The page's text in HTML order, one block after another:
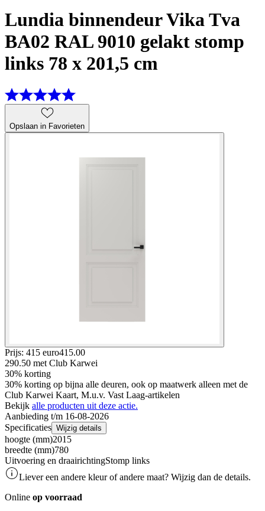
Lundia binnendeur Vika Tva
BA02 RAL 9010 gelakt stomp
links 78 x 201,5 cm
Opslaan in Favorieten
Prijs: 415 euro415.00
290.50 met Club Karwei
30% korting
30% korting op bijna alle deuren, ook op maatwerk alleen met de
Club Karwei Kaart, M.u.v. Vast Laag-artikelen
Bekijk alle producten uit deze actie.
Aanbieding t/m 16-08-2026
Specificaties Wijzig details
hoogte (mm)2015
breedte (mm)780
Uitvoering en draairichtingStomp links
Liever een andere kleur of andere maat? Wijzig dan de details.
Online op voorraad